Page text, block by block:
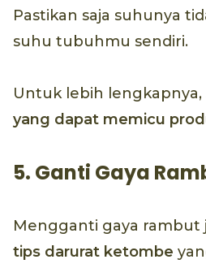
Pastikan saja suhunya
suhu tubuhmu sendiri.
Untuk lebih lengkapnya,
yang dapat memicu
5. Ganti Gaya
Mengganti gaya rambut
tips darurat ketombe